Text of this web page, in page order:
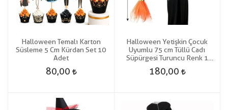
Halloween Temalı Karton
Süsleme 5 Cm Kürdan Set 10
Adet
80,00
Halloween Yetişkin Çocuk
Uyumlu 75 cm Tüllü Cadı
Süpürgesi Turuncu Renk 1
180,00